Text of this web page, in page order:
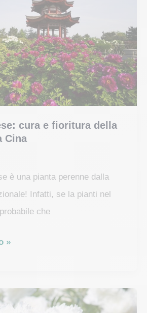
cura e fioritura della
Cina
è una pianta perenne dalla
Infatti, se la pianti nel
che
»